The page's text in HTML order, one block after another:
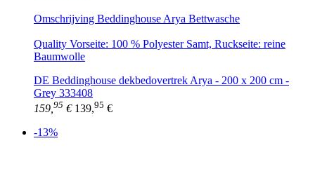
Omschrijving Beddinghouse Arya Bettwasche
Quality Vorseite: 100 % Polyester Samt, Ruckseite: reine
Baumwolle
DE Beddinghouse dekbedovertrek Arya - 200 x 200 cm -
Grey 333408
159, 95 € 139,95 €
-13%